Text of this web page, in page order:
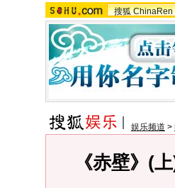
搜狐 ChinaRen
娱乐频道 >
《赤壁》(